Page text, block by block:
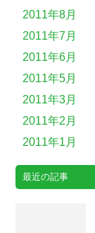
2011年8月
2011年7月
2011年6月
2011年5月
2011年3月
2011年2月
2011年1月
最近の記事